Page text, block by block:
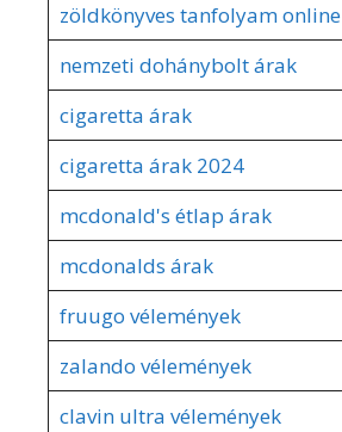
zöldkönyves tanfolyam online
nemzeti dohánybolt árak
cigaretta árak
cigaretta árak 2024
mcdonald's étlap árak
mcdonalds árak
fruugo vélemények
zalando vélemények
clavin ultra vélemények